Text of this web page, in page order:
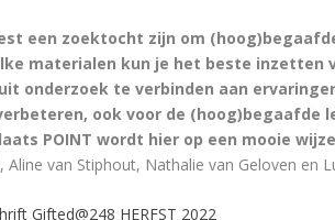
een zoektocht zijn om
materialen kun je het beste inzetten
onderzoek te verbinden aan
ook voor de (hoog)begaafde
POINT wordt hier op een mooie
van Stiphout, Nathalie van Geloven en
Gifted@248 HERFST 2022